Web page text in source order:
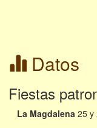
Datos
Fiestas
La Magdalena 25 y